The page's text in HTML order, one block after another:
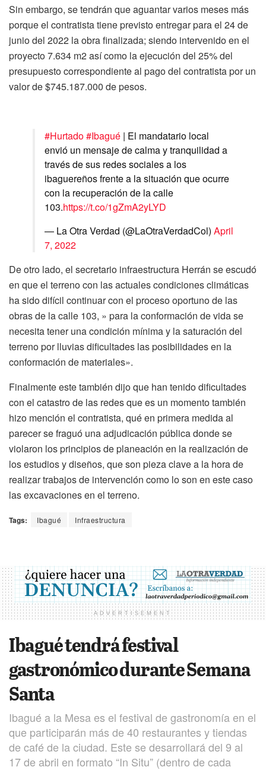
Sin embargo, se tendrán que aguantar varios meses más
porque el contratista tiene previsto entregar para el 24 de
junio del 2022 la obra finalizada; siendo intervenido en el
proyecto 7.634 m2 así como la ejecución del 25% del
presupuesto correspondiente al pago del contratista por un
valor de $745.187.000 de pesos.
#Hurtado#Ibagué | El mandatario local
envió un mensaje de calma y tranquilidad a
través de sus redes sociales a los
ibaguereños frente a la situación que ocurre
con la recuperación de la calle
103.https://t.co/1gZmA2yLYD
— La Otra Verdad (@LaOtraVerdadCol) April
7, 2022
De otro lado, el secretario infraestructura Herrán se escudó
en que el terreno con las actuales condiciones climáticas
ha sido difícil continuar con el proceso oportuno de las
obras de la calle 103, » para la conformación de vida se
necesita tener una condición mínima y la saturación del
terreno por lluvias dificultades las posibilidades en la
conformación de materiales».
Finalmente este también dijo que han tenido dificultades
con el catastro de las redes que es un momento también
hizo mención el contratista, qué en primera medida al
parecer se fraguó una adjudicación pública donde se
violaron los principios de planeación en la realización de
los estudios y diseños, que son pieza clave a la hora de
realizar trabajos de intervención como lo son en este caso
las excavaciones en el terreno.
Tags: Ibagué Infraestructura
ADVERTISEMENT
Ibagué tendrá festival
gastronómico durante Semana
Santa
Ibagué a la Mesa es el festival de gastronomía en el
que participarán más de 40 restaurantes y tiendas
de café de la ciudad. Este se desarrollará del 9 al
17 de abril en formato “In Situ” (dentro de cada